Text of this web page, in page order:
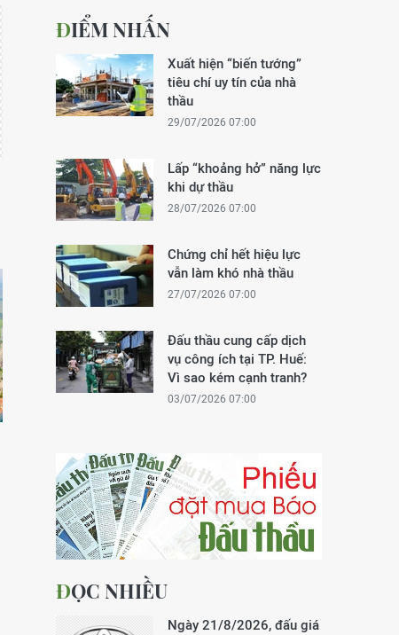
ĐIỂM NHẤN
Xuất hiện “biến tướng”
tiêu chí uy tín của nhà
thầu
29/07/2026 07:00
Lấp “khoảng hở” năng lực
khi dự thầu
28/07/2026 07:00
Chứng chỉ hết hiệu lực
vẫn làm khó nhà thầu
27/07/2026 07:00
Đấu thầu cung cấp dịch
vụ công ích tại TP. Huế:
Vì sao kém cạnh tranh?
03/07/2026 07:00
ĐỌC NHIỀU
Ngày 21/8/2026, đấu giá